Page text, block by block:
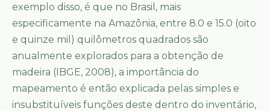
exemplo disso, é que no Brasil, mais
especificamente na Amazônia, entre 8.0 e 15.0 (oito
e quinze mil) quilômetros quadrados são
anualmente explorados para a obtenção de
madeira (IBGE, 2008), a importância do
mapeamento é então explicada pelas simples e
insubstituíveis funções deste dentro do inventário,